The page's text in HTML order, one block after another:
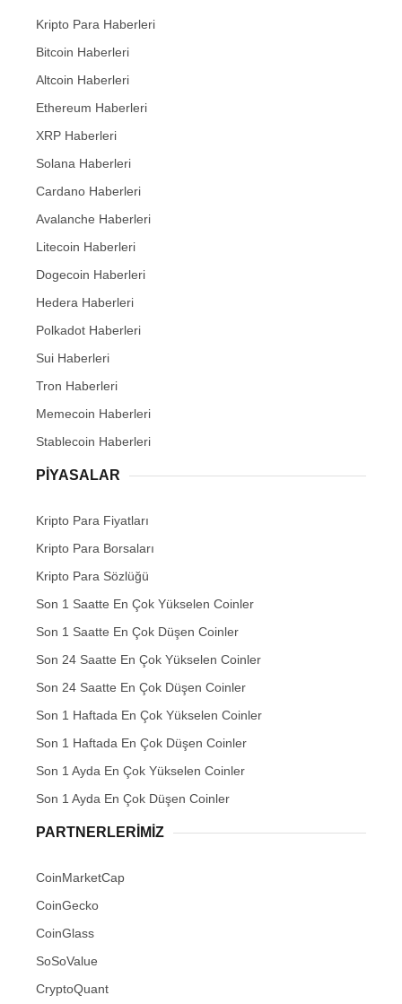
Kripto Para Haberleri
Bitcoin Haberleri
Altcoin Haberleri
Ethereum Haberleri
XRP Haberleri
Solana Haberleri
Cardano Haberleri
Avalanche Haberleri
Litecoin Haberleri
Dogecoin Haberleri
Hedera Haberleri
Polkadot Haberleri
Sui Haberleri
Tron Haberleri
Memecoin Haberleri
Stablecoin Haberleri
PIYASALAR
Kripto Para Fiyatları
Kripto Para Borsaları
Kripto Para Sözlüğü
Son 1 Saatte En Çok Yükselen Coinler
Son 1 Saatte En Çok Düşen Coinler
Son 24 Saatte En Çok Yükselen Coinler
Son 24 Saatte En Çok Düşen Coinler
Son 1 Haftada En Çok Yükselen Coinler
Son 1 Haftada En Çok Düşen Coinler
Son 1 Ayda En Çok Yükselen Coinler
Son 1 Ayda En Çok Düşen Coinler
PARTNERLERIMIZ
CoinMarketCap
CoinGecko
CoinGlass
SoSoValue
CryptoQuant